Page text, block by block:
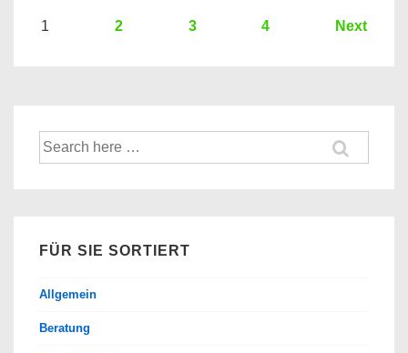
Summe
Euro
Seitennummerierung
1 2 3 4 Next
Suche
nach:
FÜR SIE SORTIERT
Allgemein
Beratung